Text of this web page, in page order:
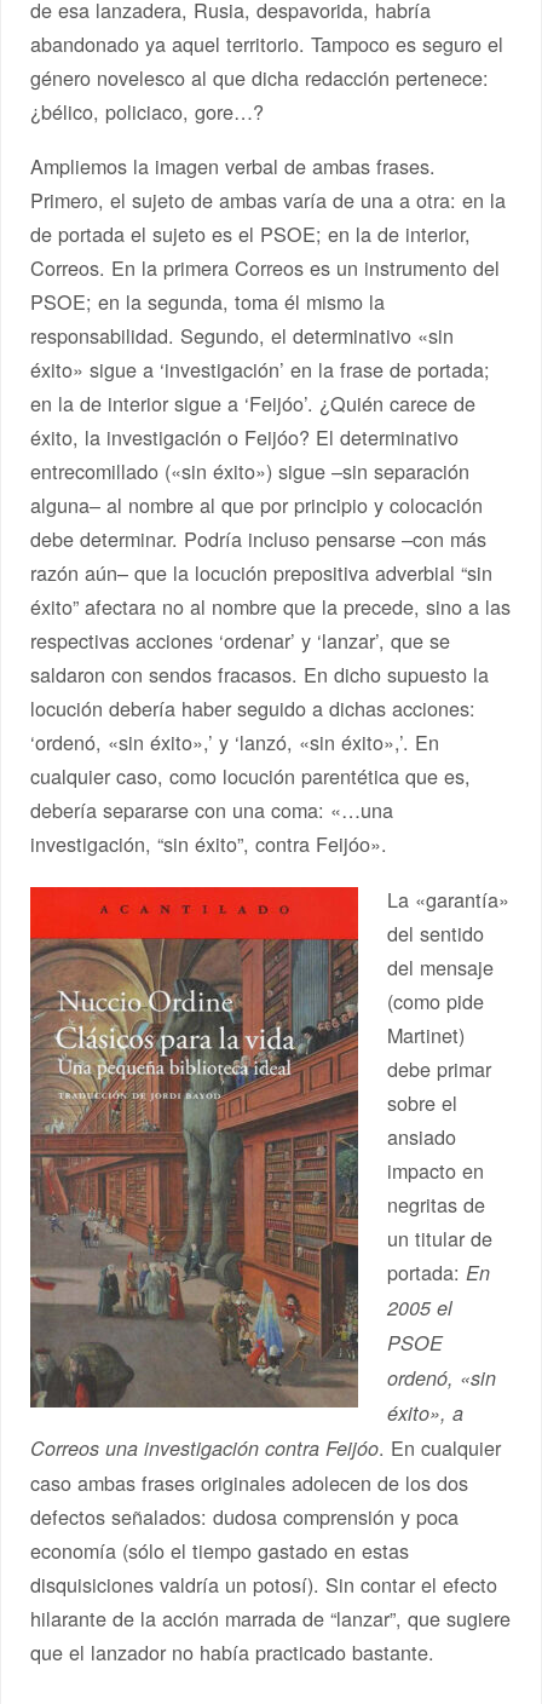
de esa lanzadera, Rusia, despavorida, habría
abandonado ya aquel territorio. Tampoco es seguro el
género novelesco al que dicha redacción pertenece:
¿bélico, policiaco, gore…?
Ampliemos la imagen verbal de ambas frases.
Primero, el sujeto de ambas varía de una a otra: en la
de portada el sujeto es el PSOE; en la de interior,
Correos. En la primera Correos es un instrumento del
PSOE; en la segunda, toma él mismo la
responsabilidad. Segundo, el determinativo «sin
éxito» sigue a ‘investigación’ en la frase de portada;
en la de interior sigue a ‘Feijóo’. ¿Quién carece de
éxito, la investigación o Feijóo? El determinativo
entrecomillado («sin éxito») sigue –sin separación
alguna– al nombre al que por principio y colocación
debe determinar. Podría incluso pensarse –con más
razón aún– que la locución prepositiva adverbial “sin
éxito” afectara no al nombre que la precede, sino a las
respectivas acciones ‘ordenar’ y ‘lanzar’, que se
saldaron con sendos fracasos. En dicho supuesto la
locución debería haber seguido a dichas acciones:
‘ordenó, «sin éxito»,’ y ‘lanzó, «sin éxito»,’. En
cualquier caso, como locución parentética que es,
debería separarse con una coma: «…una
investigación, “sin éxito”, contra Feijóo».
La «garantía»
del sentido
del mensaje
(como pide
Martinet)
debe primar
sobre el
ansiado
impacto en
negritas de
un titular de
portada:En
2005 el
PSOE
ordenó, «sin
éxito», a
Correos una investigación contra Feijóo. En cualquier
caso ambas frases originales adolecen de los dos
defectos señalados: dudosa comprensión y poca
economía (sólo el tiempo gastado en estas
disquisiciones valdría un potosí). Sin contar el efecto
hilarante de la acción marrada de “lanzar”, que sugiere
que el lanzador no había practicado bastante.